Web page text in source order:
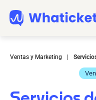
Ventas y Marketing